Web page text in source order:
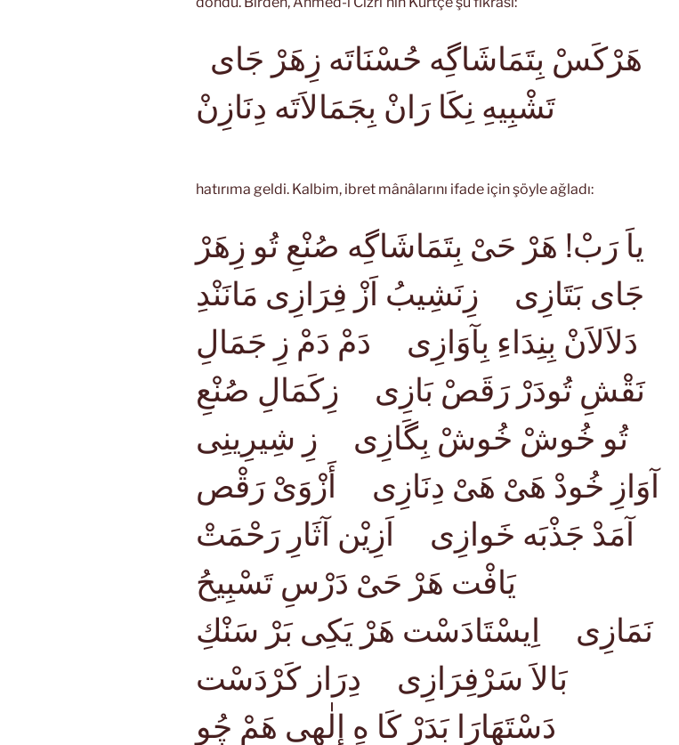
تَشْبِيهِ نِكَا رَانْ بِجَمَالاَتَه دِنَازِنْ
hatırıma geldi. Kalbim, ibret mânâlarını ifade için şöyle ağladı:
ياَ رَبْ! هَرْ حَىْ بِتَمَاشَاگِه صُنْعِ تُو زِهَرْ
جَاى بَتَازِى زِنَشِيبُ اَزْ فِرَازِى مَانَنْدِ
دَلاَلاَنْ بِنِدَاءِ بِآوَازِى دَمْ دَمْ زِ جَمَالِ
نَقْشِ تُودَرْ رَقَصْ بَازِى زِكَمَالِ صُنْعِ
تُو خُوشْ خُوشْ بِگَازِى زِ شِيرِينِى
آوَازِ خُودْ هَىْ هَىْ دِنَازِى أَزْوَىْ رَقْص
آمَدْ جَذْبَه خَوازِى اَزِيْن آثَارِ رَحْمَتْ
يَافْت هَرْ حَىْ دَرْسِ تَسْبِيحُ
نَمَازِى اِيسْتَادَسْت هَرْ يَكِى بَرْ سَنْكِ
بَالاَ سَرْفِرَازِى دِرَاز كَرْدَسْت
دَسْتَهَارَا بَدَرْ كَا هِ إِلٰهِى هَمْ چُو